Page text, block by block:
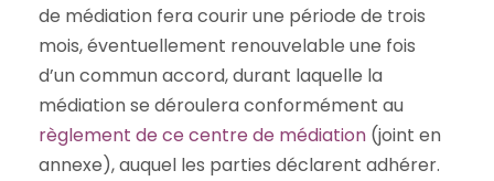
de médiation fera courir une période de trois
mois, éventuellement renouvelable une fois
d’un commun accord, durant laquelle la
médiation se déroulera conformément au
règlement de ce centre de médiation (joint en
annexe), auquel les parties déclarent adhérer.